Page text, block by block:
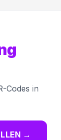
Codes in
→